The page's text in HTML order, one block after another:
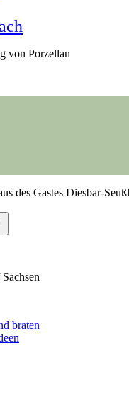
von Porzellan
des Gastes Diesbar-
braten